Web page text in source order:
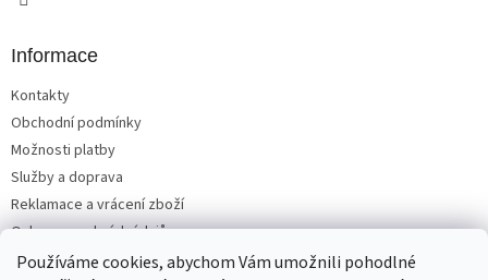
Používáme cookies, abychom Vám umožnili pohodlné
Informace
Kontakty
Obchodní podmínky
Možnosti platby
Služby a doprava
Reklamace a vrácení zboží
Ochrana osobních údajů